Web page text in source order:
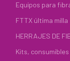
Equipos para
FTTX última milla
HERRAJES DE
Kits,